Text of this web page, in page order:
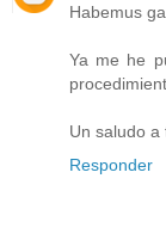
Habemus
Ya me he
Un saludo a
Responder